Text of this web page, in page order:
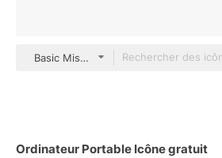
Basic Miscellany Lineal
Ordinateur Portable Icône gratuit